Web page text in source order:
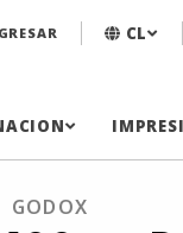
CL
GODOX